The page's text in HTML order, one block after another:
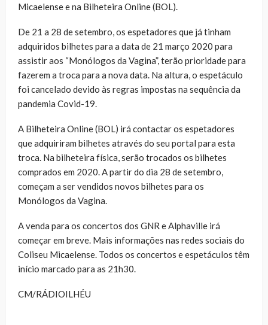
Micaelense e na Bilheteira Online (BOL).
De 21 a 28 de setembro, os espetadores que já tinham
adquiridos bilhetes para a data de 21 março 2020 para
assistir aos “Monólogos da Vagina”, terão prioridade para
fazerem a troca para a nova data. Na altura, o espetáculo
foi cancelado devido às regras impostas na sequência da
pandemia Covid-19.
A Bilheteira Online (BOL) irá contactar os espetadores
que adquiriram bilhetes através do seu portal para esta
troca. Na bilheteira física, serão trocados os bilhetes
comprados em 2020. A partir do dia 28 de setembro,
começam a ser vendidos novos bilhetes para os
Monólogos da Vagina.
A venda para os concertos dos GNR e Alphaville irá
começar em breve. Mais informações nas redes sociais do
Coliseu Micaelense. Todos os concertos e espetáculos têm
início marcado para as 21h30.
CM/RÁDIOILHÉU